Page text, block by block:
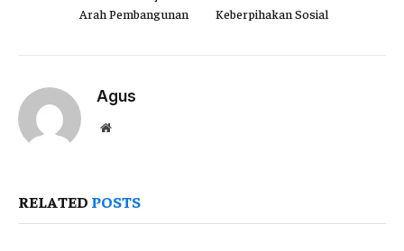
Arah Pembangunan
Keberpihakan Sosial
Agus
Website
RELATED POSTS